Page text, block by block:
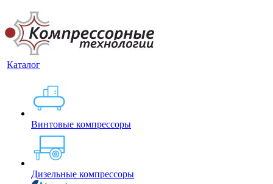
Каталог
Винтовые компрессоры
Дизельные компрессоры